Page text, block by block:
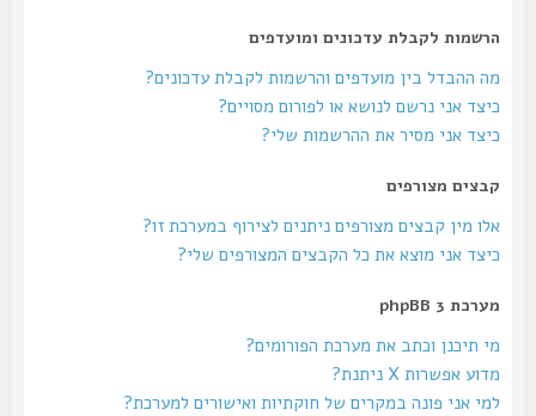
הרשמות לקבלת עדכונים ומועדפים
מה ההבדל בין מועדפים והרשמות לקבלת עדכונים?
כיצד אני נרשם לנושא או לפורום מסויים?
כיצד אני מסיר את ההרשמות שלי?
קבצים מצורפים
אלו מין קבצים מצורפים ניתנים לצירוף במערכת זו?
כיצד אני מוצא את כל הקבצים המצורפים שלי?
מערכת phpBB 3
מי תיכנן וכתב את מערכת הפורומים?
מדוע אפשרות X ניתנת?
למי אני פונה במקרים של חוקתיות ואישורים למערכת?